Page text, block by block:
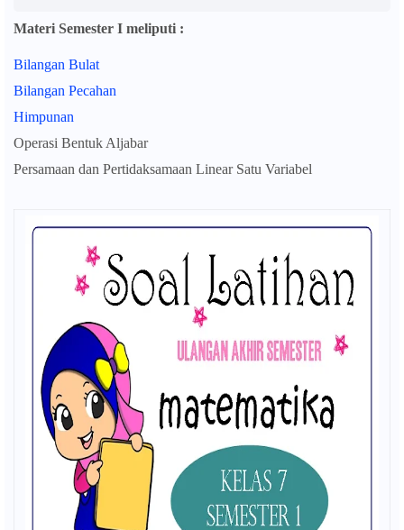
Materi Semester I meliputi :
Bilangan Bulat
Bilangan Pecahan
Himpunan
Operasi Bentuk Aljabar
Persamaan dan Pertidaksamaan Linear Satu Variabel